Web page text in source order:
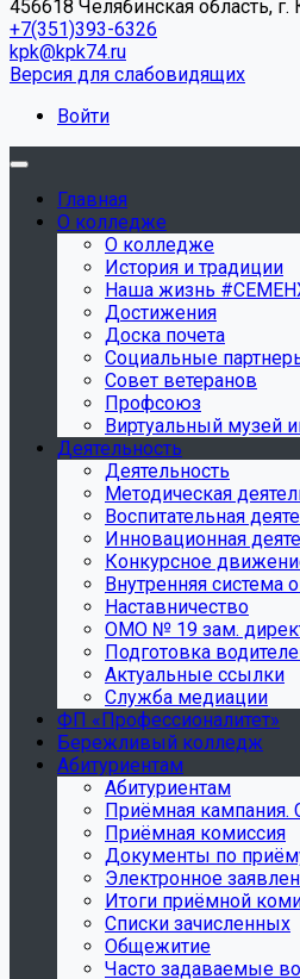
456618 Челябинская область,
+7(351)393-6326
kpk@kpk74.ru
Версия для слабовидящих
Войти
Главная
О колледже
О колледже
История и традиции
Наша жизнь
Достижения
Доска почета
Социальные
Совет ветеранов
Профсоюз
Виртуальный музей
Деятельность
Деятельность
Методическая
Воспитательная
Инновационная
Конкурсное
Внутренняя система
Наставничество
ОМО № 19 зам.
Подготовка
Актуальные ссылки
Служба медиации
ФП «Профессионалитет»
Бережливый колледж
Абитуриентам
Абитуриентам
Приёмная кампания.
Приёмная комиссия
Документы по
Электронное
Итоги приёмной
Списки зачисленных
Общежитие
Часто задаваемые